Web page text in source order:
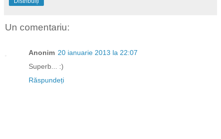
Un comentariu:
Anonim 20 ianuarie 2013 la 22:07
Superb... :)
Răspundeți